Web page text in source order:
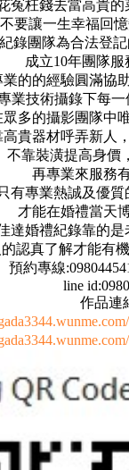
冤枉錢去當高貴
不要讓一生幸福回
錄團隊為合法登
成立10年團隊服
業的的經驗圓滿協
業技術攝錄下每
眾多的攝影團隊中
高貴器材呼弄新人
不靠裝潢提高身價
再專業來服務
有專業熱誠及優
才能在婚禮當天
達婚禮紀錄靠的是
認真了解才能有
預約專線
line
作品連